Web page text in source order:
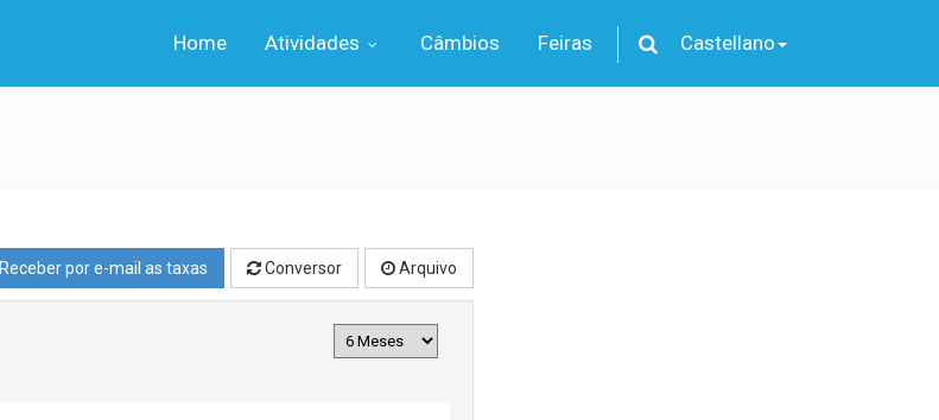
Home Atividades Câmbios Feiras Castellano
Receber por e-mail as taxas Conversor Arquivo